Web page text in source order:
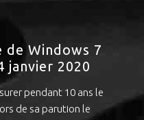
de Windows 7
janvier 2020
pendant 10 ans le
de sa parution le